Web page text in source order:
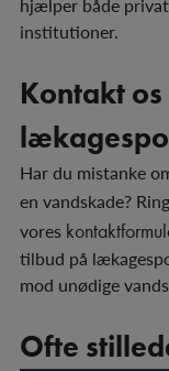
institutioner.
Kontakt
Har du mistanke
en vandskade?
vores
tilbud på
mod unødige
Ofte